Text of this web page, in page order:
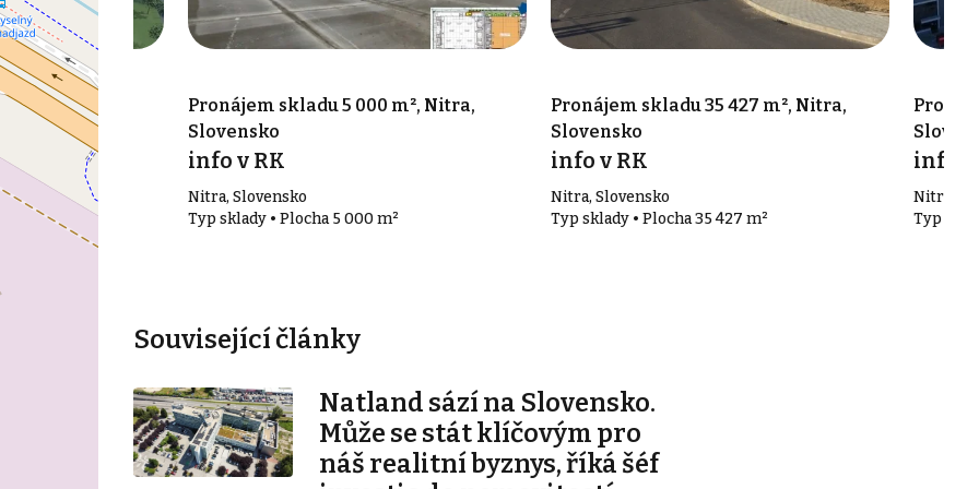
m², Vráble,
m²
Pronájem skladu 5 000 m², Nitra,
Slovensko
info v RK
Nitra, Slovensko
Typ sklady • Plocha 5 000 m²
Pronájem skladu 35 427 m², Nitra,
Slovensko
info v RK
Nitra, Slovensko
Typ sklady • Plocha 35 427 m²
info v
Nitra,
Typ
Související články
Natland sází na Slovensko.
Může se stát klíčovým pro
náš realitní byznys, říká šéf